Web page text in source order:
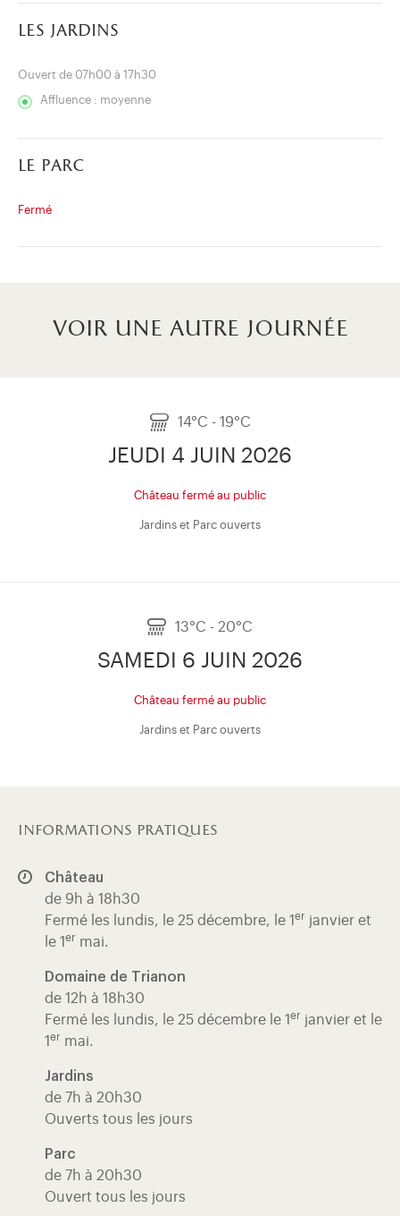
les jardins
Ouvert de 07h00 à 17h30
Affluence : moyenne
le parc
Fermé
voir une autre journée
14°C - 19°C
JEUDI 4 JUIN 2026
Château fermé au public
Jardins et Parc ouverts
13°C - 20°C
SAMEDI 6 JUIN 2026
Château fermé au public
Jardins et Parc ouverts
informations pratiques
Château
de 9h à 18h30
Fermé les lundis, le 25 décembre, le 1 er janvier et
le 1 er mai.
Domaine de Trianon
de 12h à 18h30
Fermé les lundis, le 25 décembre le 1 er janvier et le
1 er mai.
Jardins
de 7h à 20h30
Ouverts tous les jours
Parc
de 7h à 20h30
Ouvert tous les jours